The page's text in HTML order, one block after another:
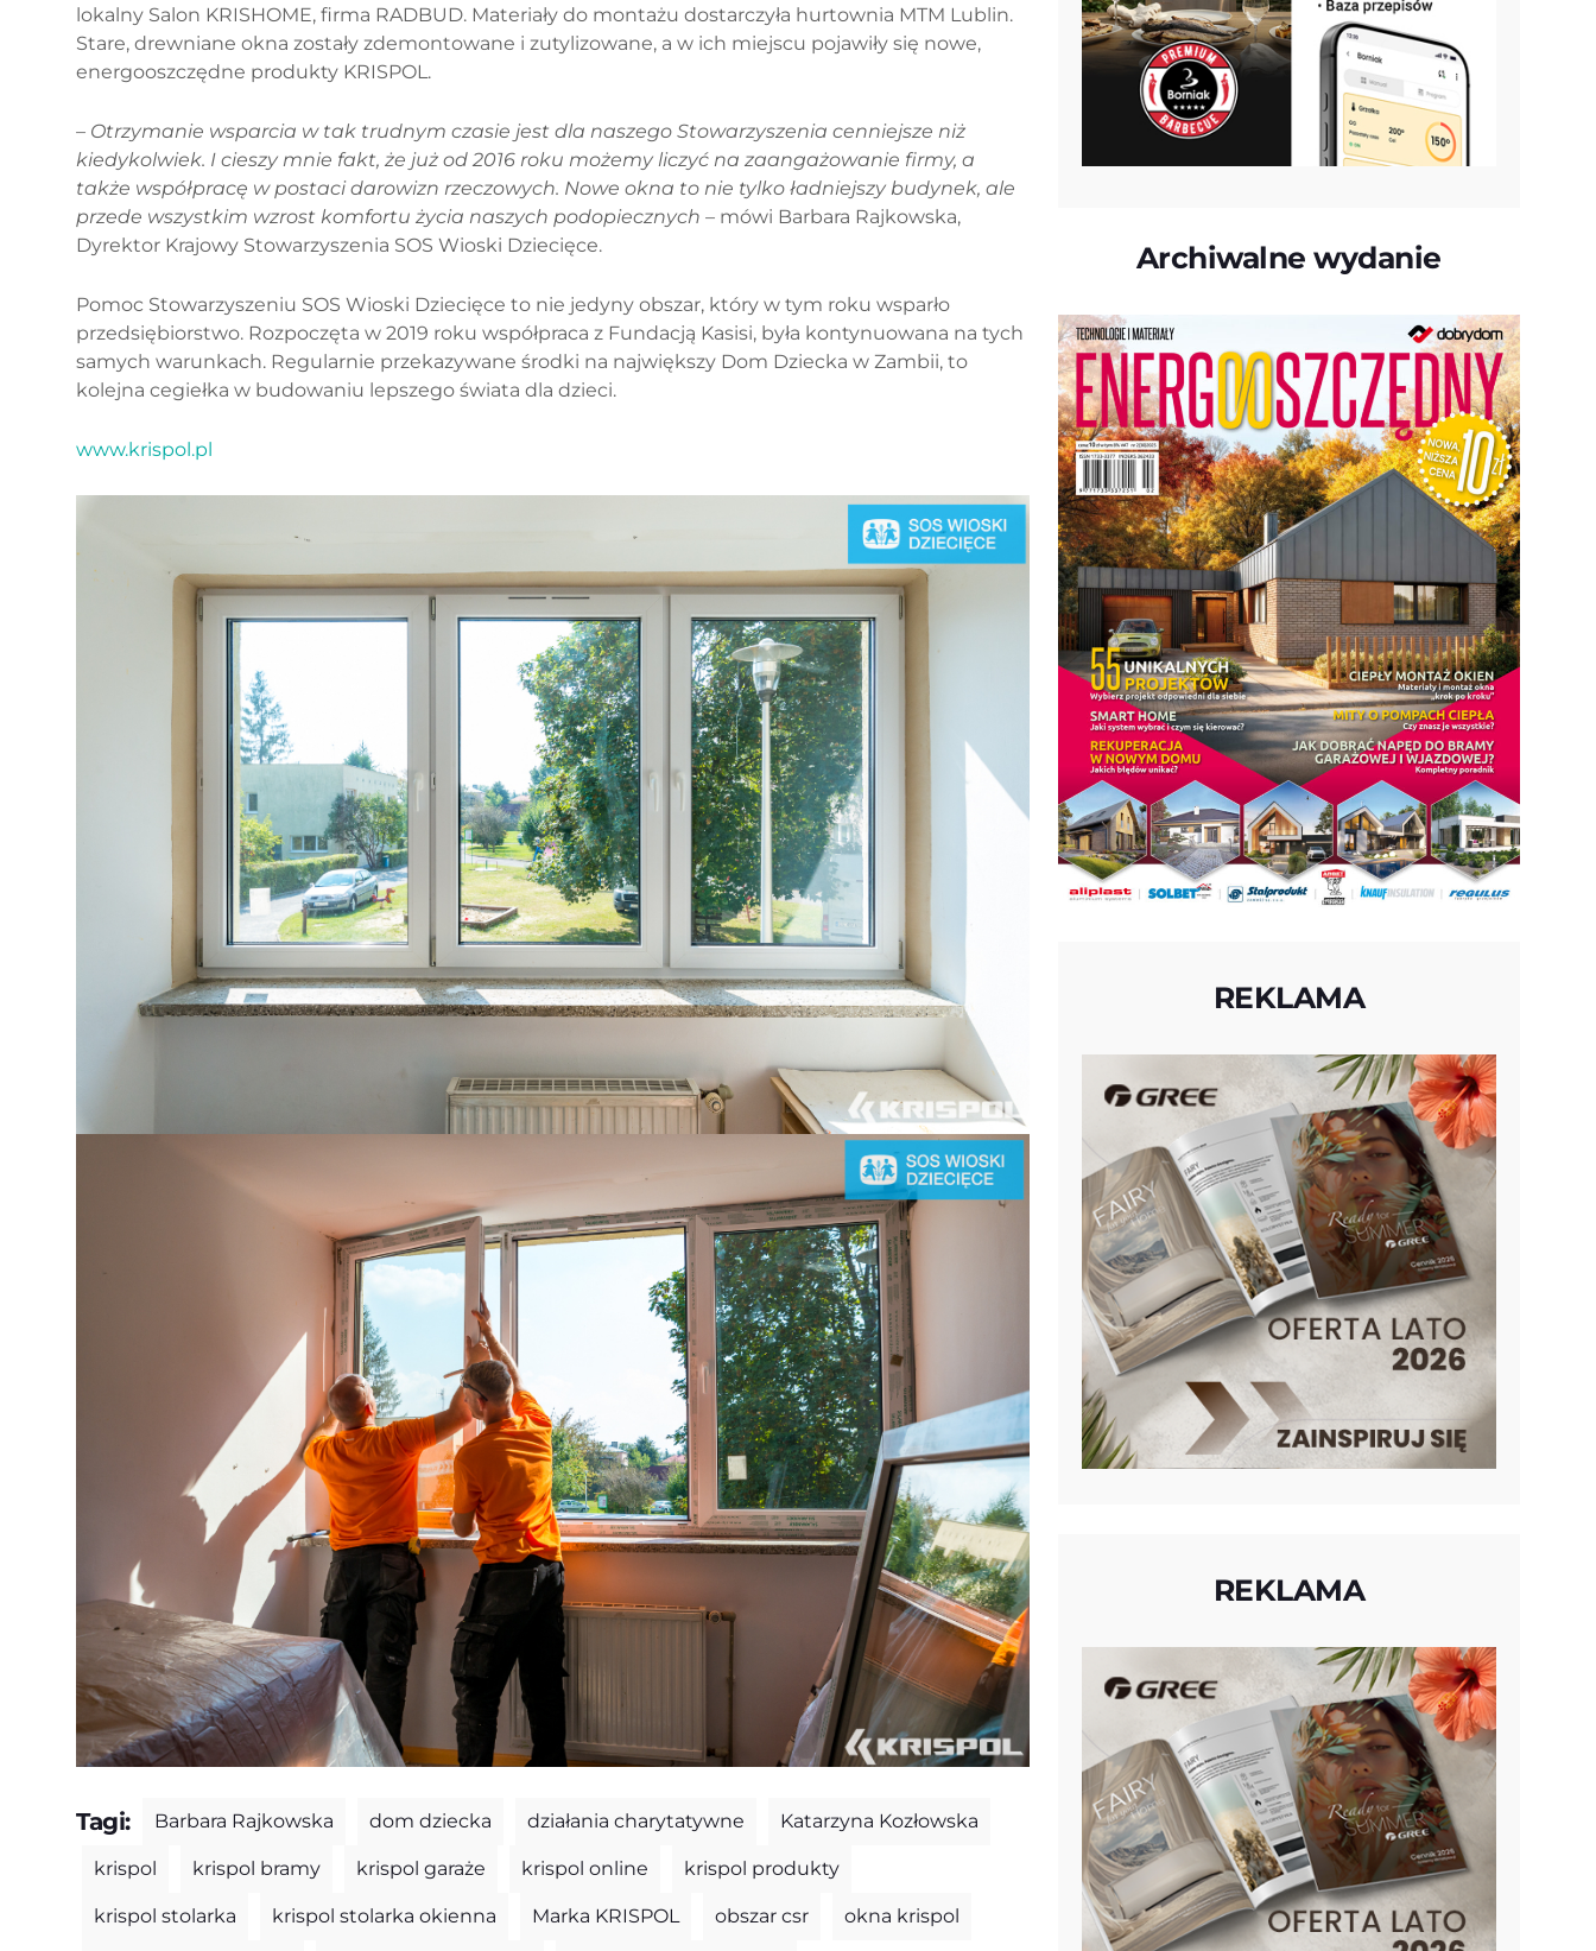
lokalny Salon KRISHOME, firma RADBUD. Materiały do montażu dostarczyła hurtownia MTM Lublin.
Stare, drewniane okna zostały zdemontowane i zutylizowane, a w ich miejscu pojawiły się nowe,
energooszczędne produkty KRISPOL.
– Otrzymanie wsparcia w tak trudnym czasie jest dla naszego Stowarzyszenia cenniejsze niż
kiedykolwiek. I cieszy mnie fakt, że już od 2016 roku możemy liczyć na zaangażowanie firmy, a
także współpracę w postaci darowizn rzeczowych. Nowe okna to nie tylko ładniejszy budynek, ale
przede wszystkim wzrost komfortu życia naszych podopiecznych – mówi Barbara Rajkowska,
Dyrektor Krajowy Stowarzyszenia SOS Wioski Dziecięce.
Pomoc Stowarzyszeniu SOS Wioski Dziecięce to nie jedyny obszar, który w tym roku wsparło
przedsiębiorstwo. Rozpoczęta w 2019 roku współpraca z Fundacją Kasisi, była kontynuowana na tych
samych warunkach. Regularnie przekazywane środki na największy Dom Dziecka w Zambii, to
kolejna cegiełka w budowaniu lepszego świata dla dzieci.
www.krispol.pl
Tagi: Barbara Rajkowska dom dziecka działania charytatywne Katarzyna Kozłowska
krispol krispol bramy krispol garaże krispol online krispol produkty
krispol stolarka krispol stolarka okienna Marka KRISPOL obszar csr okna krispol
Archiwalne wydanie
REKLAMA
REKLAMA